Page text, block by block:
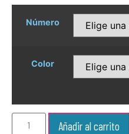
Número
Color
Añadir al carrito